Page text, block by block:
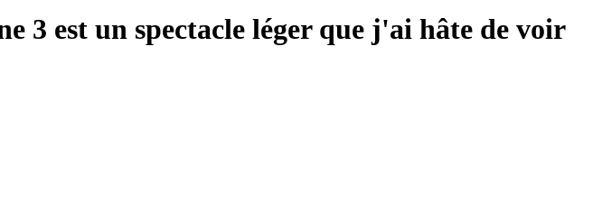
3 est un spectacle léger que j'ai hâte de voir